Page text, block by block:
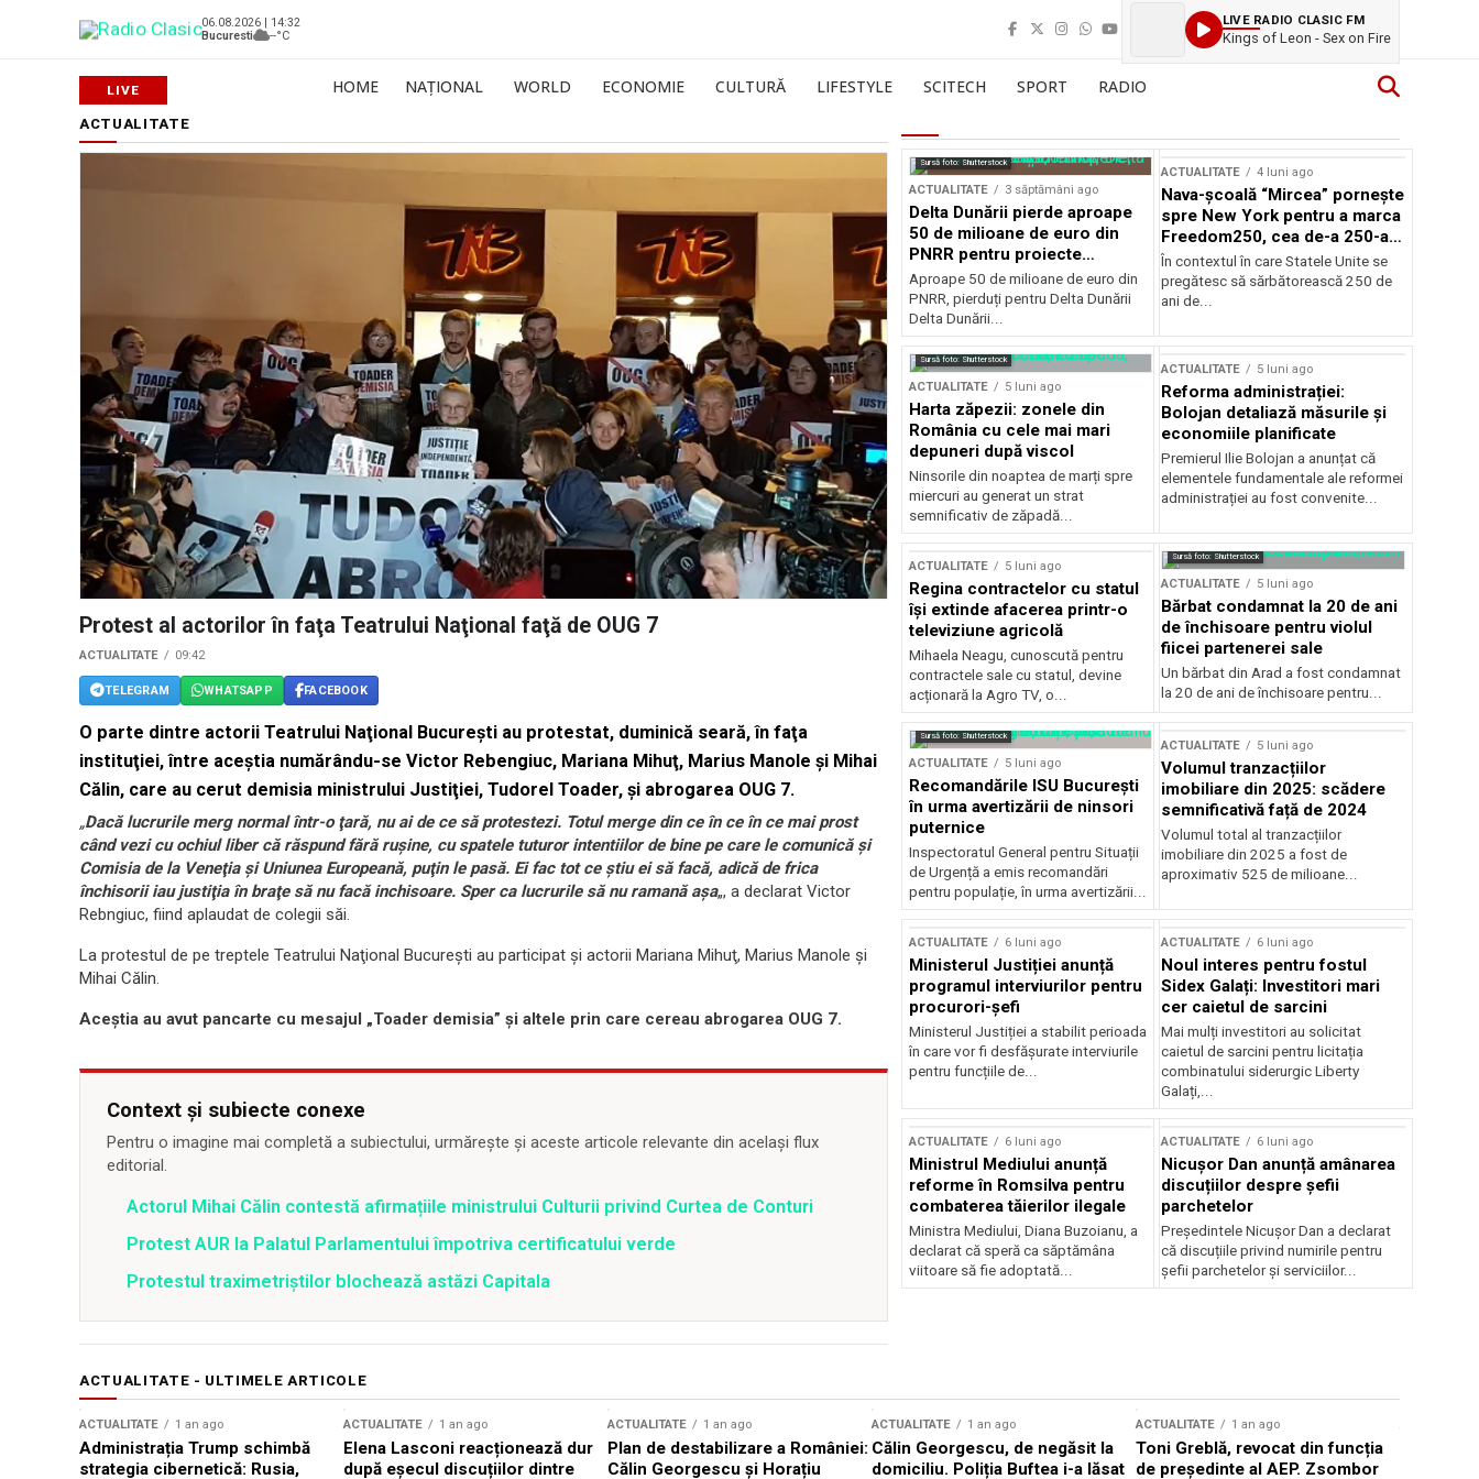
06.08.2026 | 14:32
Bucuresti
--°C
LIVE RADIO CLASIC FM
Kings of Leon - Sex on Fire
HOME NAȚIONAL WORLD ECONOMIE CULTURĂ LIFESTYLE SCITECH SPORT RADIO
ACTUALITATE
Protest al actorilor în faţa Teatrului Naţional faţă de OUG 7
ACTUALITATE 09:42
TELEGRAM WHATSAPP FACEBOOK
O parte dintre actorii Teatrului Naţional Bucureşti au protestat, duminică seară, în faţa
instituţiei, între aceştia numărându-se Victor Rebengiuc, Mariana Mihuţ, Marius Manole şi Mihai
Călin, care au cerut demisia ministrului Justiţiei, Tudorel Toader, şi abrogarea OUG 7.
„Dacă lucrurile merg normal într-o ţară, nu ai de ce să protestezi. Totul merge din ce în ce în ce mai prost
când vezi cu ochiul liber că răspund fără ruşine, cu spatele tuturor intentiilor de bine pe care le comunică şi
Comisia de la Veneţia şi Uniunea Europeană, puţin le pasă. Ei fac tot ce ştiu ei să facă, adică de frica
închisorii iau justiţia în braţe să nu facă inchisoare. Sper ca lucrurile să nu ramană aşa„, a declarat Victor
Rebngiuc, fiind aplaudat de colegii săi.
La protestul de pe treptele Teatrului Naţional Bucureşti au participat şi actorii Mariana Mihuţ, Marius Manole şi
Mihai Călin.
Aceştia au avut pancarte cu mesajul „Toader demisia” şi altele prin care cereau abrogarea OUG 7.
Context și subiecte conexe
Pentru o imagine mai completă a subiectului, urmărește și aceste articole relevante din același flux
editorial.
Actorul Mihai Călin contestă afirmațiile ministrului Culturii privind Curtea de Conturi
Protest AUR la Palatul Parlamentului împotriva certificatului verde
Protestul traximetriştilor blochează astăzi Capitala
Sursă foto: Shutterstock
ACTUALITATE 3 săptămâni ago
Delta Dunării pierde aproape
50 de milioane de euro din
PNRR pentru proiecte
esențiale
Aproape 50 de milioane de euro din
PNRR, pierduți pentru Delta Dunării
Delta Dunării...
ACTUALITATE 4 luni ago
Nava-școală “Mircea” pornește
spre New York pentru a marca
Freedom250, cea de-a 250-a
aniversare a Statelor Unite
În contextul în care Statele Unite se
pregătesc să sărbătorească 250 de
ani de...
Sursă foto: Shutterstock
ACTUALITATE 5 luni ago
Harta zăpezii: zonele din
România cu cele mai mari
depuneri după viscol
Ninsorile din noaptea de marți spre
miercuri au generat un strat
semnificativ de zăpadă...
ACTUALITATE 5 luni ago
Reforma administrației:
Bolojan detaliază măsurile și
economiile planificate
Premierul Ilie Bolojan a anunțat că
elementele fundamentale ale reformei
administrației au fost convenite...
ACTUALITATE 5 luni ago
Regina contractelor cu statul
își extinde afacerea printr-o
televiziune agricolă
Mihaela Neagu, cunoscută pentru
contractele sale cu statul, devine
acționară la Agro TV, o...
Sursă foto: Shutterstock
ACTUALITATE 5 luni ago
Bărbat condamnat la 20 de ani
de închisoare pentru violul
fiicei partenerei sale
Un bărbat din Arad a fost condamnat
la 20 de ani de închisoare pentru...
Sursă foto: Shutterstock
ACTUALITATE 5 luni ago
Recomandările ISU București
în urma avertizării de ninsori
puternice
Inspectoratul General pentru Situații
de Urgență a emis recomandări
pentru populație, în urma avertizării...
ACTUALITATE 5 luni ago
Volumul tranzacțiilor
imobiliare din 2025: scădere
semnificativă față de 2024
Volumul total al tranzacțiilor
imobiliare din 2025 a fost de
aproximativ 525 de milioane...
ACTUALITATE 6 luni ago
Ministerul Justiției anunță
programul interviurilor pentru
procurori-șefi
Ministerul Justiției a stabilit perioada
în care vor fi desfășurate interviurile
pentru funcțiile de...
ACTUALITATE 6 luni ago
Noul interes pentru fostul
Sidex Galați: Investitori mari
cer caietul de sarcini
Mai mulți investitori au solicitat
caietul de sarcini pentru licitația
combinatului siderurgic Liberty
Galați,...
ACTUALITATE 6 luni ago
Ministrul Mediului anunță
reforme în Romsilva pentru
combaterea tăierilor ilegale
Ministra Mediului, Diana Buzoianu, a
declarat că speră ca săptămâna
viitoare să fie adoptată...
ACTUALITATE 6 luni ago
Nicușor Dan anunță amânarea
discuțiilor despre șefii
parchetelor
Președintele Nicușor Dan a declarat
că discuțiile privind numirile pentru
șefii parchetelor și serviciilor...
ACTUALITATE - ULTIMELE ARTICOLE
ACTUALITATE 1 an ago
Administrația Trump schimbă
strategia cibernetică: Rusia,
ACTUALITATE 1 an ago
Elena Lasconi reacționează dur
după eșecul discuțiilor dintre
ACTUALITATE 1 an ago
Plan de destabilizare a României:
Călin Georgescu și Horațiu
ACTUALITATE 1 an ago
Călin Georgescu, de negăsit la
domiciliu. Poliția Buftea i-a lăsat
ACTUALITATE 1 an ago
Toni Greblă, revocat din funcția
de președinte al AEP. Zsombor